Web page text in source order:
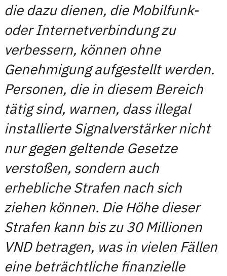
die dazu dienen, die Mobilfunk-
oder Internetverbindung zu
verbessern, können ohne
Genehmigung aufgestellt werden.
Personen, die in diesem Bereich
tätig sind, warnen, dass illegal
installierte Signalverstärker nicht
nur gegen geltende Gesetze
verstoßen, sondern auch
erhebliche Strafen nach sich
ziehen können. Die Höhe dieser
Strafen kann bis zu 30 Millionen
VND betragen, was in vielen Fällen
eine beträchtliche finanzielle